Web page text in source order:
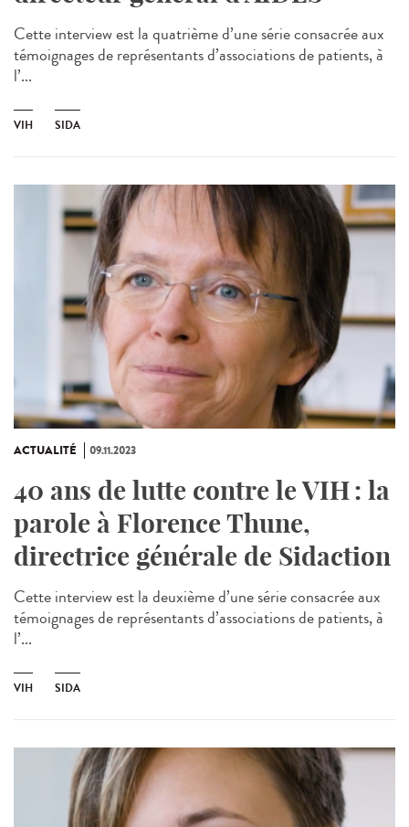
Cette interview est la quatrième d’une série consacrée aux
témoignages de représentants d’associations de patients, à
l’...
VIH SIDA
ACTUALITÉ 09.11.2023
40 ans de lutte contre le VIH : la
parole à Florence Thune,
directrice générale de Sidaction
Cette interview est la deuxième d’une série consacrée aux
témoignages de représentants d’associations de patients, à
l’...
VIH SIDA